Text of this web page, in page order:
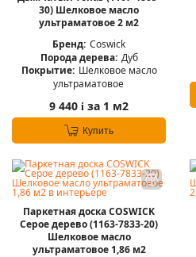
30) Шелковое масло
ультраматовое 2 м2
Бренд: Coswick
Порода дерева: Дуб
Покрытие: Шелковое масло
ультраматовое
9 440 i за 1 м2
Купить
Паркетная доска COSWICK
Серое дерево (1163-7833-20)
Шелковое масло
ультраматовое 1,86 м2